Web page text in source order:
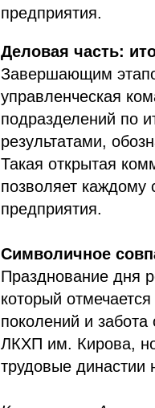
предприятия.
Деловая часть:
Завершающим
управленческая
подразделений по
результатами,
Такая открытая
позволяет каждому
предприятия.
Символичное
Празднование дня
который
поколений и забота
ЛКХП им. Кирова, но
трудовые династии